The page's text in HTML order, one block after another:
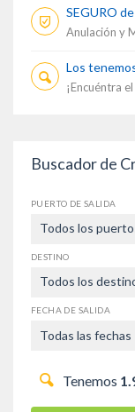
SEGURO
Anulación y
Los
¡Encuéntra
Buscador de
PUERTO DE SALIDA
Todos los
DESTINO
Todos los
FECHA DE SALIDA
Tenemos